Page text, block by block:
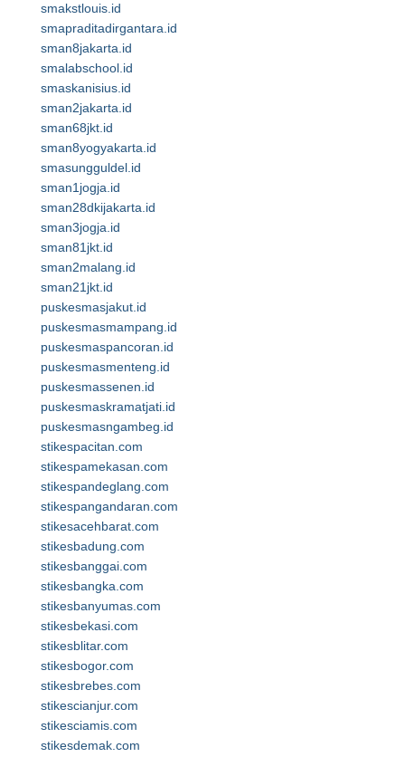
smakstlouis.id
smapraditadirgantara.id
sman8jakarta.id
smalabschool.id
smaskanisius.id
sman2jakarta.id
sman68jkt.id
sman8yogyakarta.id
smasungguldel.id
sman1jogja.id
sman28dkijakarta.id
sman3jogja.id
sman81jkt.id
sman2malang.id
sman21jkt.id
puskesmasjakut.id
puskesmasmampang.id
puskesmaspancoran.id
puskesmasmenteng.id
puskesmassenen.id
puskesmaskramatjati.id
puskesmasngambeg.id
stikespacitan.com
stikespamekasan.com
stikespandeglang.com
stikespangandaran.com
stikesacehbarat.com
stikesbadung.com
stikesbanggai.com
stikesbangka.com
stikesbanyumas.com
stikesbekasi.com
stikesblitar.com
stikesbogor.com
stikesbrebes.com
stikescianjur.com
stikesciamis.com
stikesdemak.com